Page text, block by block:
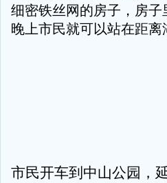
细密铁丝网的房子，房
晚上市民就可以站在距
市民开车到中山公园，